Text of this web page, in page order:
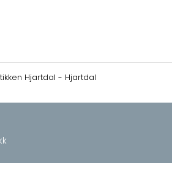
Hjartdal - Hjartdal